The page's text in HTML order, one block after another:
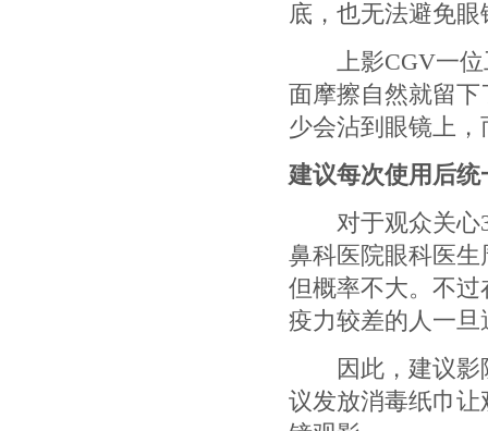
底，也无法避免
上影CGV一位
面摩擦自然就留
少会沾到眼镜上
建议每次使用后统
对于观众关心
鼻科医院眼科医
但概率不大。不
疫力较差的人一
因此，建议影院
议发放消毒纸巾